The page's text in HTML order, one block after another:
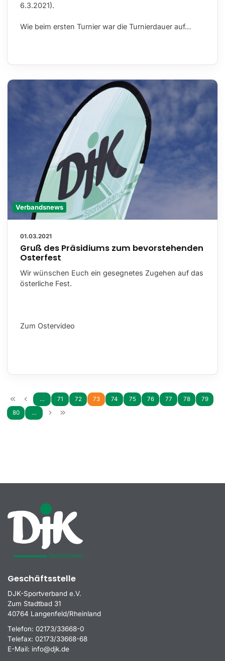
6.3.2021).
Wie beim ersten Turnier war die Turnierdauer auf…
Verbandsnews
01.03.2021
Gruß des Präsidiums zum bevorstehenden
Osterfest
Wir wünschen Euch ein gesegnetes Zugehen auf das
österliche Fest.
Zum Ostervideo
… 71 72 73 74 75 76 77 78
79
80
…
Geschäftsstelle
DJK-Sportverband e.V.
Zum Stadtbad 31
40764 Langenfeld/Rheinland
Telefon: 02173/33668-0
Telefax: 02173/33668-68
E-Mail: info@djk.de